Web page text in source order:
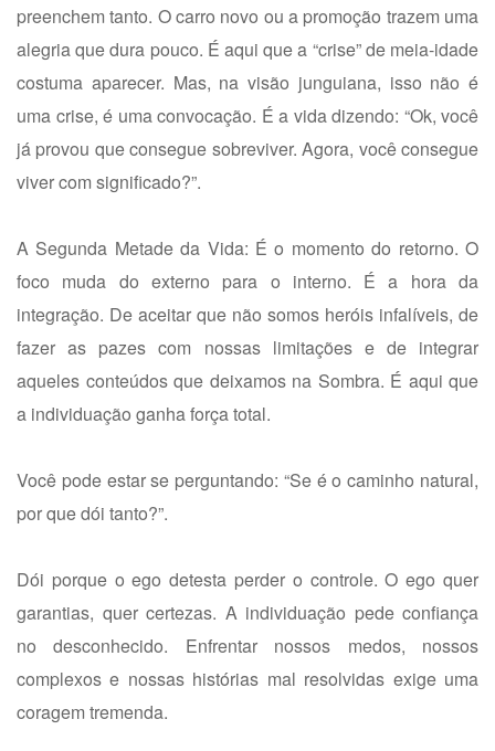
preenchem tanto. O carro novo ou a promoção trazem uma
alegria que dura pouco. É aqui que a “crise” de meia-idade
costuma aparecer. Mas, na visão junguiana, isso não é
uma crise, é uma convocação. É a vida dizendo: “Ok, você
já provou que consegue sobreviver. Agora, você consegue
viver com significado?”.
A Segunda Metade da Vida: É o momento do retorno. O
foco muda do externo para o interno. É a hora da
integração. De aceitar que não somos heróis infalíveis, de
fazer as pazes com nossas limitações e de integrar
aqueles conteúdos que deixamos na Sombra. É aqui que
a individuação ganha força total.
Você pode estar se perguntando: “Se é o caminho natural,
por que dói tanto?”.
Dói porque o ego detesta perder o controle. O ego quer
garantias, quer certezas. A individuação pede confiança
no desconhecido. Enfrentar nossos medos, nossos
complexos e nossas histórias mal resolvidas exige uma
coragem tremenda.